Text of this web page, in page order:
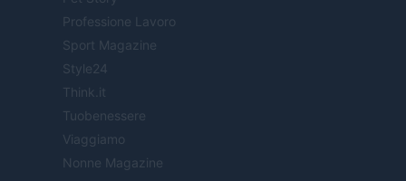
Professione Lavoro
Sport Magazine
Style24
Think.it
Tuobenessere
Viaggiamo
Nonne Magazine